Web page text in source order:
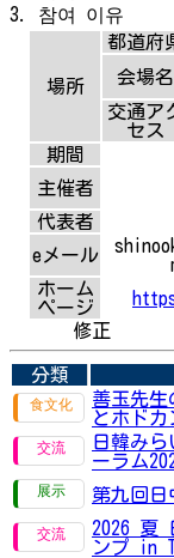
3. 참여 이유
場所
都道府
会場名
交通ア
セス
期間
主催者
代表者
eメール
ホーム
ページ
修正
分類
善玉先
とホドカ
日韓みら
ーラム
第九回日
2026 夏
ンプ in